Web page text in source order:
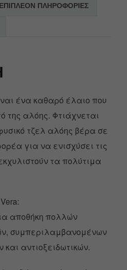
ΕΠΙΠΛΈΟΝ ΠΛΗΡΟΦΟΡΊΕΣ
ένα καθαρό έλαιο που
της αλόης. Φτιάχνεται
τζελ αλόης βέρα σε
για να ενισχύσει τις
τα πολύτιμα
αποθήκη πολλών
συμπεριλαμβανομένων
αντιοξειδωτικών.